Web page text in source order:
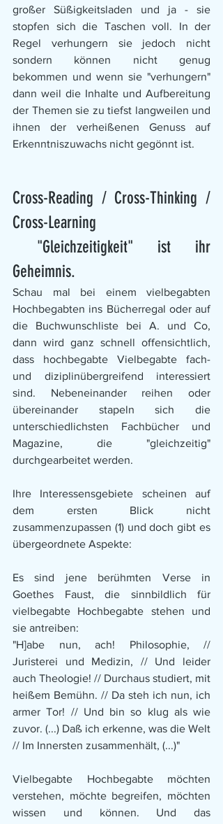
großer Süßigkeitsladen und ja - sie
stopfen sich die Taschen voll. In der
Regel verhungern sie jedoch nicht
sondern können nicht genug
bekommen und wenn sie "verhungern"
dann weil die Inhalte und Aufbereitung
der Themen sie zu tiefst langweilen und
ihnen der verheißenen Genuss auf
Erkenntniszuwachs nicht gegönnt ist.
Cross-Reading / Cross-Thinking /
Cross-Learning
Geheimnis.
Schau mal bei einem vielbegabten
Hochbegabten ins Bücherregal oder auf
die Buchwunschliste bei A. und Co,
dann wird ganz schnell offensichtlich,
dass hochbegabte Vielbegabte fach-
und diziplinübergreifend interessiert
sind. Nebeneinander reihen oder
übereinander stapeln sich die
unterschiedlichsten Fachbücher und
Magazine, die "gleichzeitig"
durchgearbeitet werden.
Ihre Interessensgebiete scheinen auf
dem ersten Blick nicht
zusammenzupassen (1) und doch gibt es
übergeordnete Aspekte:
Es sind jene berühmten Verse in
Goethes Faust, die sinnbildlich für
vielbegabte Hochbegabte stehen und
sie antreiben:
"H]abe nun, ach! Philosophie, //
Juristerei und Medizin, // Und leider
auch Theologie! // Durchaus studiert, mit
heißem Bemühn. // Da steh ich nun, ich
armer Tor! // Und bin so klug als wie
zuvor. (...) Daß ich erkenne, was die Welt
// Im Innersten zusammenhält, (...)"
Vielbegabte Hochbegabte möchten
verstehen, möchte begreifen, möchten
wissen und können. Und das